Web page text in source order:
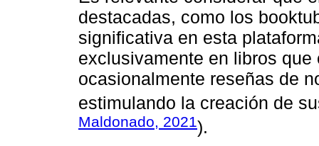
destacadas, como los
significativa en esta
exclusivamente en libros
ocasionalmente reseñas de
estimulando la creación de
Maldonado, 2021).